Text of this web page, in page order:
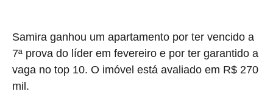
Samira ganhou um apartamento por ter vencido a
7ª prova do líder em fevereiro e por ter garantido a
vaga no top 10. O imóvel está avaliado em R$ 270
mil.